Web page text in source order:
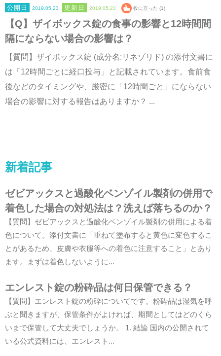
2019.05.23 2019.05.23 役に立った (1)
【Q】ザイボックス錠の食事の影響と12時間間
隔にならない場合の影響は？
【質問】ザイボックス錠 (成分名:リネゾリド) の添付文書に
は「12時間ごとに経口投与」と記載されています。食前食
後などのタイミングや、厳密に「12時間ごと」にならない
場合の影響に対する報告はありますか？ ...
新着記事
ゼビアックスと過酸化ベンゾイル製剤の併用で
着色した場合の対処法は？洗えば落ちるのか？
【質問】ゼビアックスと過酸化ベンゾイル製剤の併用による着
色について。添付文書に「重ねて塗布すると黄色に変色するこ
とがあるため、皮膚や衣服等への着色に注意すること」とあり
ます。まずは着色しないように...
エンレスト錠の粉砕品は何日保管できる？
【質問】エンレスト錠の粉砕についてです。粉砕品は湿気を呼
ぶと聞きますが、保管条件がよければ、期間としてはどのくら
いまで保管して大丈夫でしょうか。 1. 結論 国内の公開されて
いる公式資料には、エンレスト...